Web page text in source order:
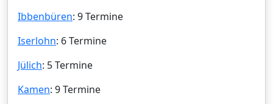
Ibbenbüren: 9 Termine
Iserlohn: 6 Termine
Jülich: 5 Termine
Kamen: 9 Termine